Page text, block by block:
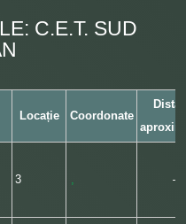
C.E.T. SUD
Locație Coordonate
3 , –